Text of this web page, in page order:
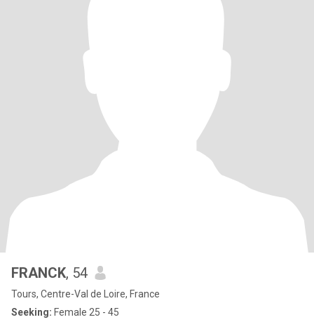
FRANCK, 54
Tours, Centre-Val de Loire, France
Seeking: Female 25 - 45